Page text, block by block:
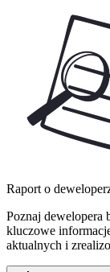
Raport o
Poznaj dewelopera
kluczowe
aktualnych i